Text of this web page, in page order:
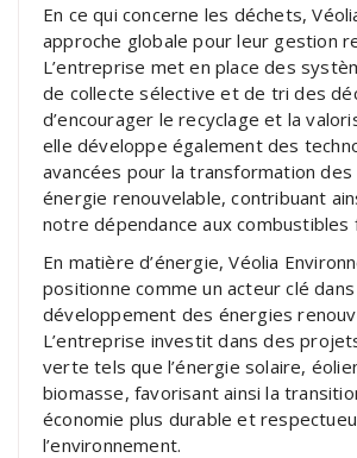
En ce qui concerne les déchets,
approche globale pour leur gestion
L’entreprise met en place des
de collecte sélective et de tri des
d’encourager le recyclage et la
elle développe également des
avancées pour la transformation
énergie renouvelable, contribuant
notre dépendance aux combustibles
En matière d’énergie, Véolia
positionne comme un acteur clé dans
développement des énergies
L’entreprise investit dans des
verte tels que l’énergie solaire,
biomasse, favorisant ainsi la
économie plus durable et
l’environnement.